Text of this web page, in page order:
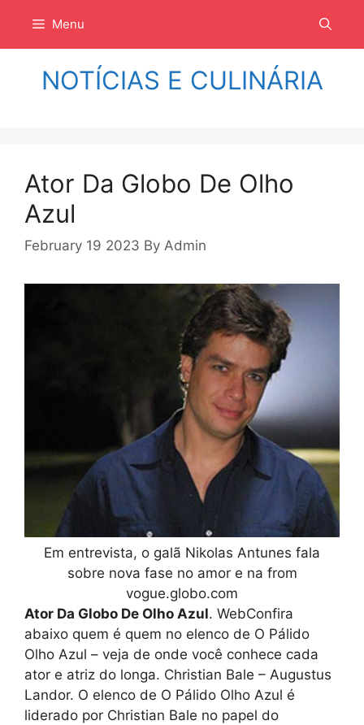
isi
Menu
NOTÍCIAS E CULINÁRIA
Ator Da Globo De Olho
Azul
February 19 2023 By Admin
Em entrevista, o galã Nikolas Antunes fala
sobre nova fase no amor e na from
vogue.globo.com
Ator Da Globo De Olho Azul. WebConfira
abaixo quem é quem no elenco de O Pálido
Olho Azul – veja de onde você conhece cada
ator e atriz do longa. Christian Bale – Augustus
Landor. O elenco de O Pálido Olho Azul é
liderado por Christian Bale no papel do